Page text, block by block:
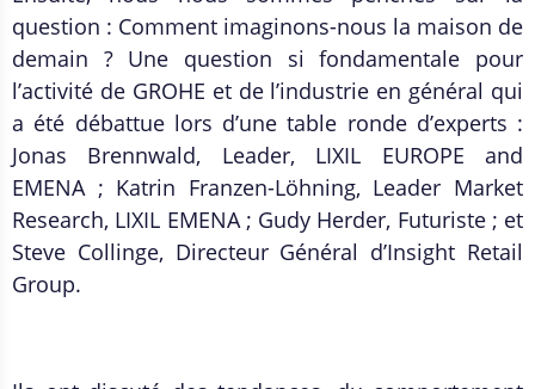
question : Comment imaginons-nous la maison de
demain ? Une question si fondamentale pour
l’activité de GROHE et de l’industrie en général qui
a été débattue lors d’une table ronde d’experts :
Jonas Brennwald, Leader, LIXIL EUROPE and
EMENA ; Katrin Franzen-Löhning, Leader Market
Research, LIXIL EMENA ; Gudy Herder, Futuriste ; et
Steve Collinge, Directeur Général d’Insight Retail
Group.